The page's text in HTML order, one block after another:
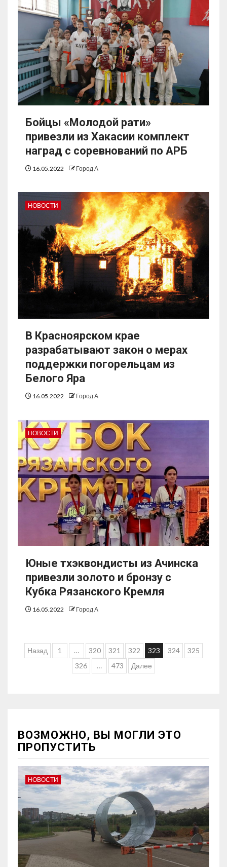
Бойцы «Молодой рати»
привезли из Хакасии комплект
наград с соревнований по АРБ
16.05.2022 Город А
НОВОСТИ
В Красноярском крае
разрабатывают закон о мерах
поддержки погорельцам из
Белого Яра
16.05.2022 Город А
НОВОСТИ
Юные тхэквондисты из Ачинска
привезли золото и бронзу с
Кубка Рязанского Кремля
16.05.2022 Город А
Назад 1 … 320 321 322 323 324
325
326
… 473 Далее
ВОЗМОЖНО, ВЫ МОГЛИ ЭТО
ПРОПУСТИТЬ
НОВОСТИ